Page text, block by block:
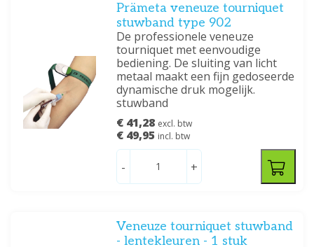
Prämeta veneuze tourniquet
stuwband type 902
De professionele veneuze
tourniquet met eenvoudige
bediening. De sluiting van licht
metaal maakt een fijn gedoseerde
dynamische druk mogelijk.
stuwband
€ 41,28 excl. btw
€ 49,95 incl. btw
- +
Veneuze tourniquet stuwband
- lentekleuren - 1 stuk